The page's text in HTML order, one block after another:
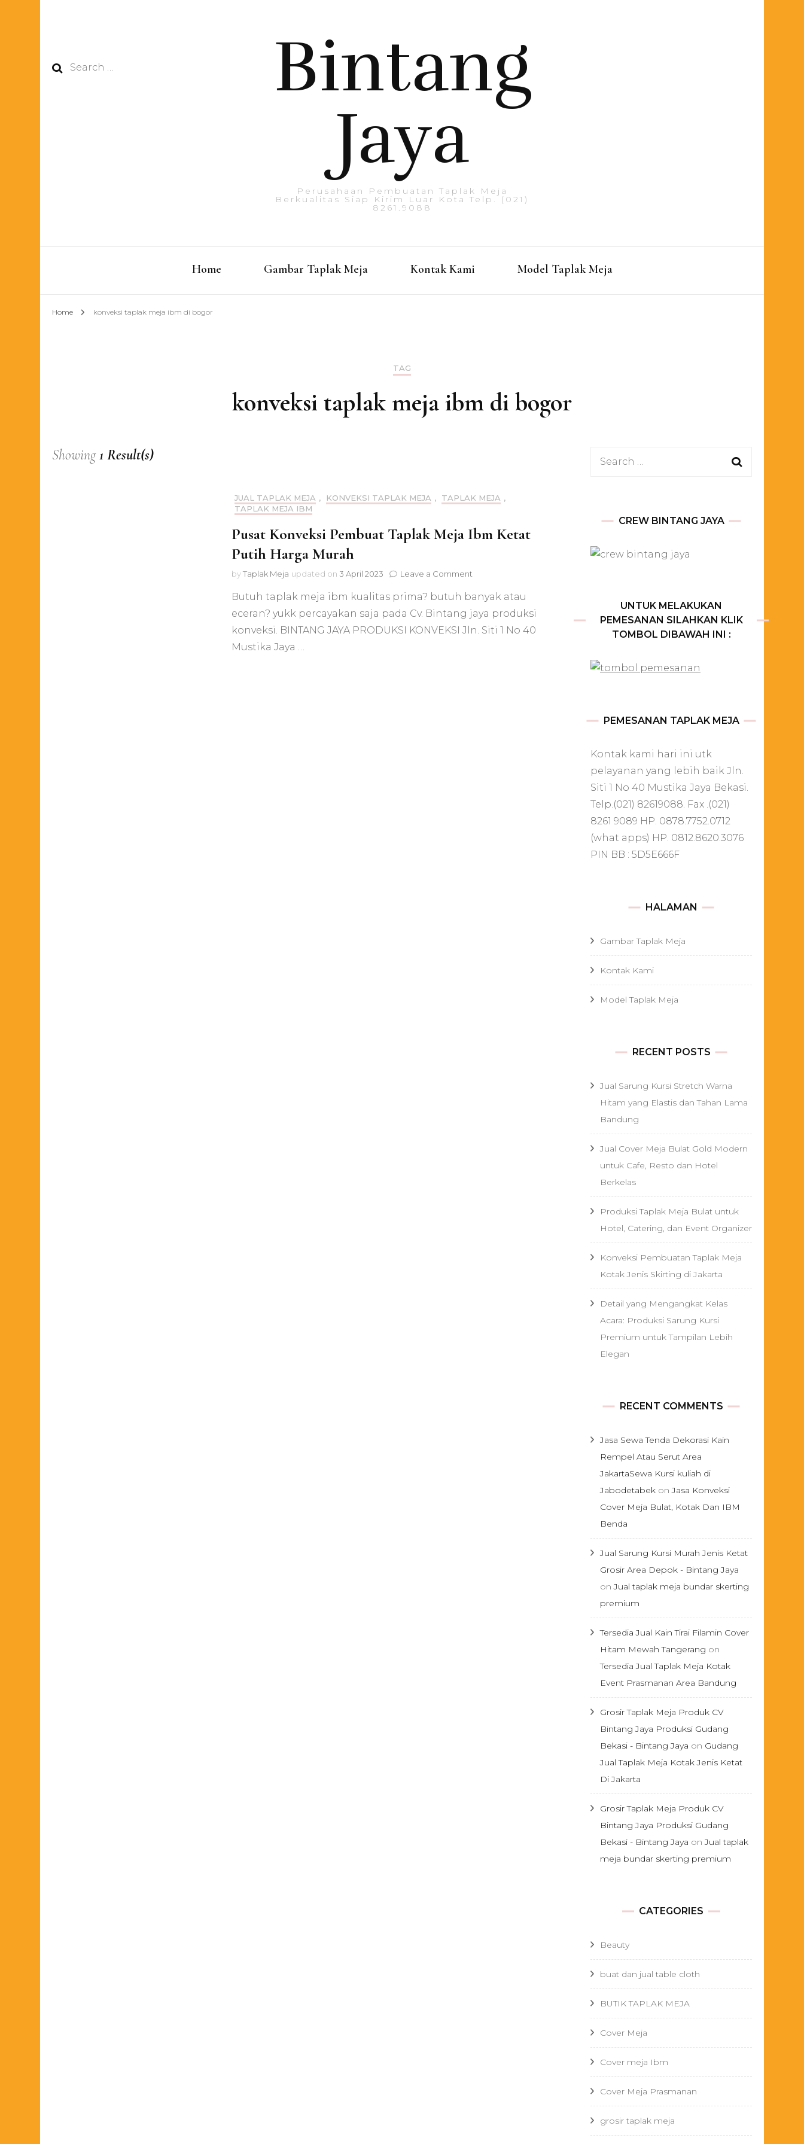
Search
Bintang
Jaya
Perusahaan Pembuatan Taplak Meja
Berkualitas Siap Kirim Luar Kota Telp. (021)
8261.9088
Home Gambar Taplak Meja Kontak Kami Model Taplak Meja
Home konveksi taplak meja ibm di bogor
TAG
konveksi taplak meja ibm di bogor
Showing1 Result(s)
JUAL TAPLAK MEJA , KONVEKSI TAPLAK MEJA , TAPLAK MEJA ,
TAPLAK MEJA IBM
Pusat Konveksi Pembuat Taplak Meja Ibm Ketat
Putih Harga Murah
byTaplak Meja updated on 3 April 2023 Leave a Comment
Konveksi
Taplak
Meja
Butuh taplak meja ibm kualitas prima? butuh banyak atau
eceran? yukk percayakan saja pada Cv. Bintang jaya produksi
konveksi. BINTANG JAYA PRODUKSI KONVEKSI Jln. Siti 1 No 40
Mustika Jaya …
Search
CREW BINTANG JAYA
UNTUK MELAKUKAN
PEMESANAN SILAHKAN KLIK
TOMBOL DIBAWAH INI :
PEMESANAN TAPLAK MEJA
Kontak kami hari ini utk
pelayanan yang lebih baik Jln.
Siti 1 No 40 Mustika Jaya Bekasi.
Telp.(021) 82619088. Fax .(021)
8261 9089 HP. 0878.7752.0712
(what apps) HP. 0812.8620.3076
PIN BB : 5D5E666F
HALAMAN
Gambar Taplak Meja
Kontak Kami
Model Taplak Meja
RECENT POSTS
Jual Sarung Kursi Stretch Warna
Hitam yang Elastis dan Tahan Lama
Bandung
Jual Cover Meja Bulat Gold Modern
untuk Cafe, Resto dan Hotel
Berkelas
Produksi Taplak Meja Bulat untuk
Hotel, Catering, dan Event Organizer
Konveksi Pembuatan Taplak Meja
Kotak Jenis Skirting di Jakarta
Detail yang Mengangkat Kelas
Acara: Produksi Sarung Kursi
Premium untuk Tampilan Lebih
Elegan
RECENT COMMENTS
Jasa Sewa Tenda Dekorasi Kain
Rempel Atau Serut Area
JakartaSewa Kursi kuliah di
Jabodetabek onJasa Konveksi
Cover Meja Bulat, Kotak Dan IBM
Benda
Jual Sarung Kursi Murah Jenis Ketat
Grosir Area Depok - Bintang Jaya
onJual taplak meja bundar skerting
premium
Tersedia Jual Kain Tirai Filamin Cover
Hitam Mewah Tangerang on
Tersedia Jual Taplak Meja Kotak
Event Prasmanan Area Bandung
Grosir Taplak Meja Produk CV
Bintang Jaya Produksi Gudang
Bekasi - Bintang Jaya on Gudang
Jual Taplak Meja Kotak Jenis Ketat
Di Jakarta
Grosir Taplak Meja Produk CV
Bintang Jaya Produksi Gudang
Bekasi - Bintang Jaya onJual taplak
meja bundar skerting premium
CATEGORIES
Beauty
buat dan jual table cloth
BUTIK TAPLAK MEJA
Cover Meja
Cover meja Ibm
Cover Meja Prasmanan
grosir taplak meja